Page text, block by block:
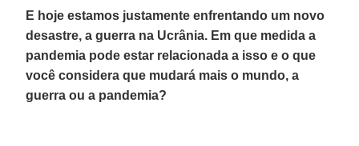
E hoje estamos justamente enfrentando um novo
desastre, a guerra na Ucrânia. Em que medida a
pandemia pode estar relacionada a isso e o que
você considera que mudará mais o mundo, a
guerra ou a pandemia?